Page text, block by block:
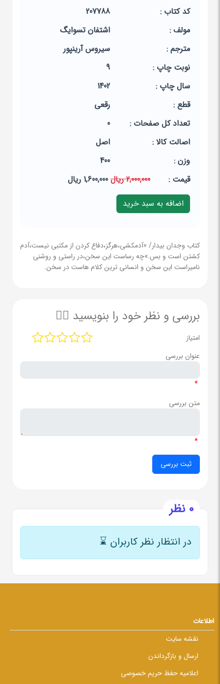
کد کتاب :
207788
مولف :
اشتفان‏ تسوایگ‏
مترجم :
سیروس‏ آرین‏پور
نوبت چاپ :
9
سال چاپ :
1402
قطع :
رقعی
تعداد کل صفحات :
0
اصالت کالا :
اصل
وزن :
400
قيمت :
2,000,000 ریال 1,600,000 ریال
کتاب وجدان بیدار/ «آدمکشی،هرگز،دفاع کردن از مکتبی نیست،آدم
کشتن است و بس.»چه رساست این سخن،در راستی و روشنی
نامیراست این سخن و انسانی ترین کلام هاست در سخن.
بررسی و نظر خود را بنویسید ✍🏻
امتیاز
عنوان بررسی
*
متن بررسی
*
0 نظر
در انتظار نظر کاربران ⌛
اطلاعات
نقشه سایت
ارسال و بازگرداندن
اعلامیه حفظ حریم خصوصی